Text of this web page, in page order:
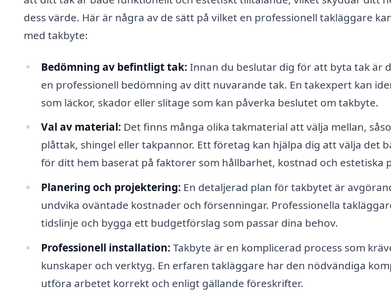
dess värde. Här är några av de sätt på vilket en professionell takläggare
med takbyte:
Bedömning av befintligt tak: Innan du beslutar dig för att byta tak är
en professionell bedömning av ditt nuvarande tak. En takexpert kan
som läckor, skador eller slitage som kan påverka beslutet om takbyte.
Val av material: Det finns många olika takmaterial att välja mellan,
plåttak, shingel eller takpannor. Ett företag kan hjälpa dig att välja det
för ditt hem baserat på faktorer som hållbarhet, kostnad och estetiska
Planering och projektering: En detaljerad plan för takbytet är
undvika oväntade kostnader och försenningar. Professionella
tidslinje och bygga ett budgetförslag som passar dina behov.
Professionell installation: Takbyte är en komplicerad process som
kunskaper och verktyg. En erfaren takläggare har den nödvändiga
utföra arbetet korrekt och enligt gällande föreskrifter.